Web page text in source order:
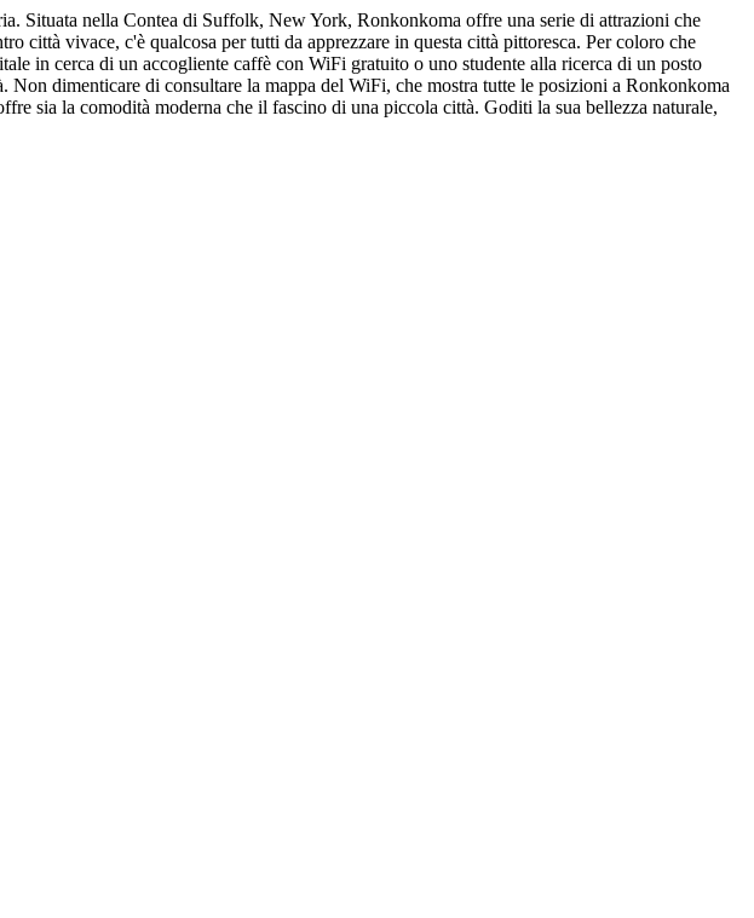
Situata nella Contea di Suffolk, New York, Ronkonkoma offre una serie di attrazioni che
città vivace, c'è qualcosa per tutti da apprezzare in questa città pittoresca. Per coloro che
in cerca di un accogliente caffè con WiFi gratuito o uno studente alla ricerca di un posto
dimenticare di consultare la mappa del WiFi, che mostra tutte le posizioni a Ronkonkoma
sia la comodità moderna che il fascino di una piccola città. Goditi la sua bellezza naturale,